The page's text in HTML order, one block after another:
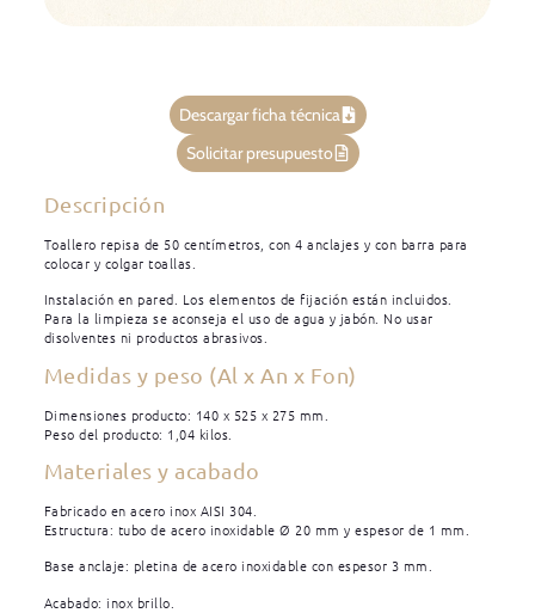
Descargar ficha técnica
Solicitar presupuesto
Descripción
Toallero repisa de 50 centímetros, con 4 anclajes y con barra para
colocar y colgar toallas.
Instalación en pared. Los elementos de fijación están incluidos.
Para la limpieza se aconseja el uso de agua y jabón. No usar
disolventes ni productos abrasivos.
Medidas y peso (Al x An x Fon)
Dimensiones producto: 140 x 525 x 275 mm.
Peso del producto: 1,04 kilos.
Materiales y acabado
Fabricado en acero inox AISI 304.
Estructura: tubo de acero inoxidable Ø 20 mm y espesor de 1 mm.
Base anclaje: pletina de acero inoxidable con espesor 3 mm.
Acabado: inox brillo.